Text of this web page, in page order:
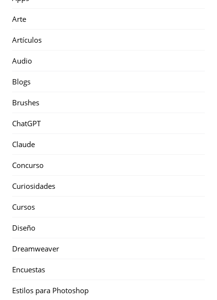
Arte
Artículos
Audio
Blogs
Brushes
ChatGPT
Claude
Concurso
Curiosidades
Cursos
Diseño
Dreamweaver
Encuestas
Estilos para Photoshop